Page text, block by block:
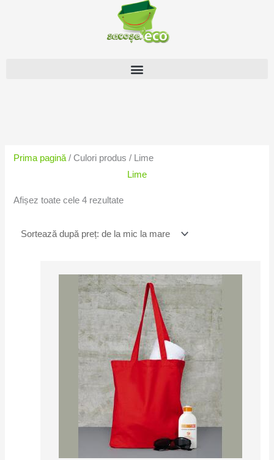
Prima pagină/ Culori produs / Lime
Lime
Afișez toate cele 4 rezultatemic
mare